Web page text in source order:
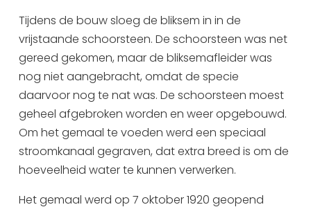
Interactieve plattegrond van Sneek
Winkelen in Sneek
Bootverhuur
Tijdens de bouw sloeg de bliksem in in de
vrijstaande schoorsteen. De schoorsteen was net
gereed gekomen, maar de bliksemafleider was
nog niet aangebracht, omdat de specie
daarvoor nog te nat was. De schoorsteen moest
geheel afgebroken worden en weer opgebouwd.
Om het gemaal te voeden werd een speciaal
stroomkanaal gegraven, dat extra breed is om de
hoeveelheid water te kunnen verwerken.
Het gemaal werd op 7 oktober 1920 geopend